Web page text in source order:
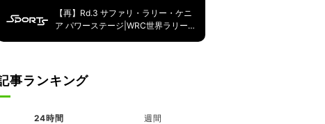
【再】Rd.3 サファリ・ラリー・ケニ
ア パワーステージ|WRC世界ラリー
事ランキング
24時間 週間